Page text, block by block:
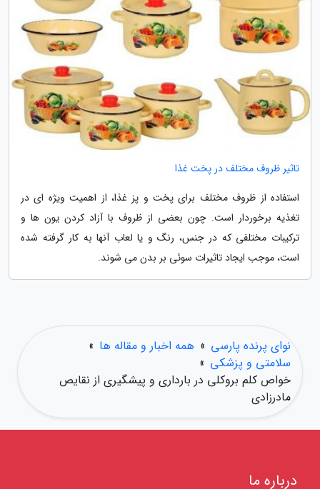
تاثیر ظروف مختلف در پخت غذا
استفاده از ظروف مختلف برای پخت و پز غذا، از اهمیت ویژه ای در
تغذیه برخوردار است. چون بعضی از ظروف با آزاد کردن یون ها و
ترکیبات مختلفی که در جنس، رنگ و یا لعاب آنها به کار گرفته شده
است، موجب ایجاد تاثیرات سوئی بر بدن می شوند.
نوای پرنده پارسی » همه اخبار و مقاله ها »
سلامتی و پزشکی »
خواص کلم بروکلی در بارداری و پیشگیری از نقایص
مادرزادی
درباره ما